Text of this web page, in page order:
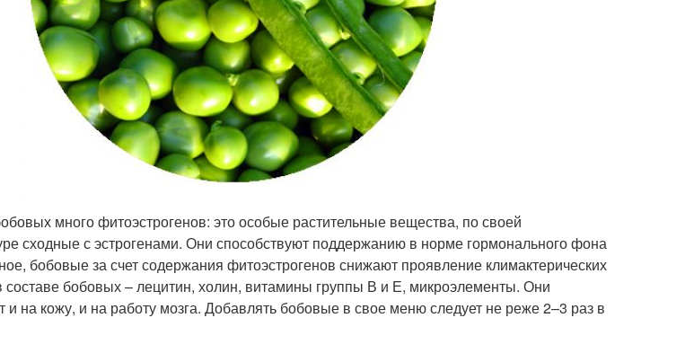
много фитоэстрогенов: это особые растительные вещества, по своей
сходные с эстрогенами. Они способствуют поддержанию в норме гормонального фона
бобовые за счет содержания фитоэстрогенов снижают проявление климактерических
бобовых – лецитин, холин, витамины группы В и Е, микроэлементы. Они
и на кожу, и на работу мозга. Добавлять бобовые в свое меню следует не реже 2–3 раз в